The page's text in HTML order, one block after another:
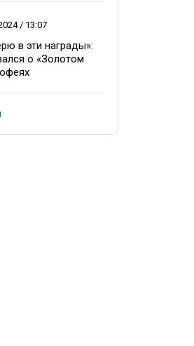
/ 13:07
в эти награды»:
о «Золотом